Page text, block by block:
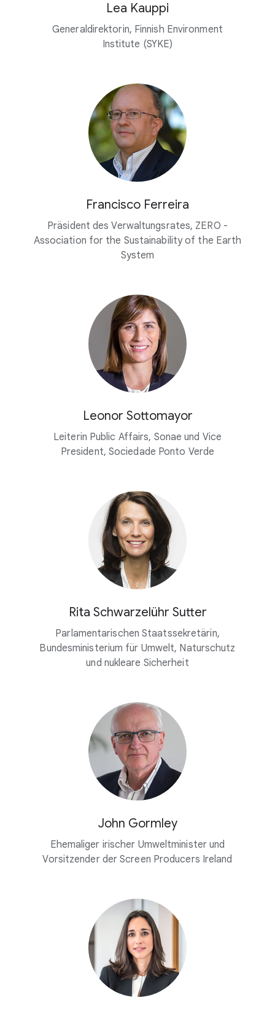
Lea Kauppi
Generaldirektorin, Finnish Environment
Institute (SYKE)
Francisco Ferreira
Präsident des Verwaltungsrates, ZERO -
Association for the Sustainability of the Earth
System
Leonor Sottomayor
Leiterin Public Affairs, Sonae und Vice
President, Sociedade Ponto Verde
Rita Schwarzelühr Sutter
Parlamentarischen Staatssekretärin,
Bundesministerium für Umwelt, Naturschutz
und nukleare Sicherheit
John Gormley
Ehemaliger irischer Umweltminister und
Vorsitzender der Screen Producers Ireland